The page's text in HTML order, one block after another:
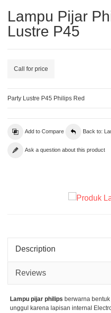
Lampu Pijar
Lustre P45
Call for price
Party Lustre P45 Philips Red
Add to Compare Back to:
Ask a question about this product
Description
Reviews
Lampu pijar philips berwarna
unggul karena lapisan internal